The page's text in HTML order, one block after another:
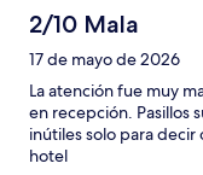
2/10 Mala
17 de mayo de 2026
La atención fue muy
en recepción. Pasillos
inútiles solo para
hotel